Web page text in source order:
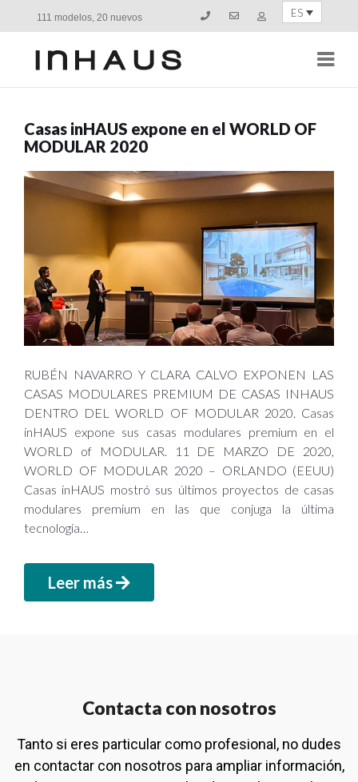
111 modelos, 20 nuevos ES
Casas inHAUS expone en el WORLD OF
MODULAR 2020
RUBÉN NAVARRO Y CLARA CALVO EXPONEN LAS
CASAS MODULARES PREMIUM DE CASAS INHAUS
DENTRO DEL WORLD OF MODULAR 2020. Casas
inHAUS expone sus casas modulares premium en el
WORLD of MODULAR. 11 DE MARZO DE 2020,
WORLD OF MODULAR 2020 – ORLANDO (EEUU)
Casas inHAUS mostró sus últimos proyectos de casas
modulares premium en las que conjuga la última
tecnología…
Leer más
Contacta con nosotros
Tanto si eres particular como profesional, no dudes
en contactar con nosotros para ampliar información,